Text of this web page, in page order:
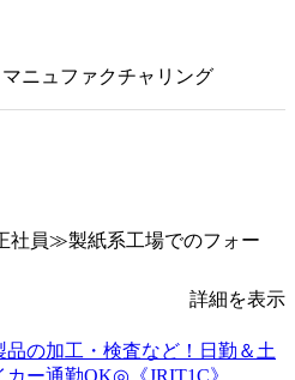
ニュファクチャリング
社員≫製紙系工場でのフォー
詳細を表示